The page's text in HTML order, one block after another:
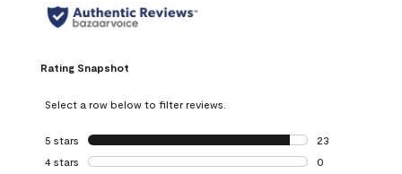
Rating Snapshot
Select a row below to filter reviews.
5 stars stars
23
23 reviews with
4 stars stars
0